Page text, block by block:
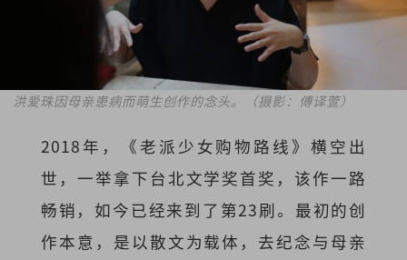
洪爱珠因母亲患病而萌生创作的念头。（摄影：傅译萱）
2018年，《老派少女购物路线》横空出
世，一举拿下台北文学奖首奖，该作一路
畅销，如今已经来到了第23刷。最初的创
作本意，是以散文为载体，去纪念与母亲